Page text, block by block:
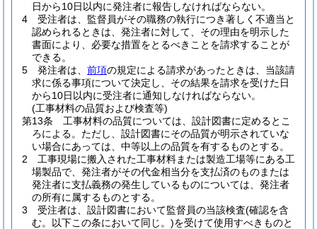
日から10日以内に発注者に報告しなければならない。
4
受注者は、監督員がその職務の執行につき著しく不適当と
認められるときは、発注者に対して、その理由を明示した
書面により、必要な措置をとるべきことを請求することが
できる。
5
発注者は、 前項の規定による請求があったときは、当該請
求に係る事項について決定し、その結果を請求を受けた日
から10日以内に受注者に通知しなければならない。
(工事材料の品質および検査等)
第13条
工事材料の品質については、設計図書に定めるとこ
ろによる。 ただし、設計図書にその品質が明示されていな
い場合にあっては、中等以上の品質を有するものとする。
2
工事現場に搬入された工事材料または製造工場等にある工
場製品で、発注者がその代金相当分を支払済のものまたは
発注者に支払義務の発生しているものについては、発注者
の所有に属するものとする。
3
受注者は、設計図書において監督員の当該検査(確認を含
む。以下この条において同じ。)を受けて使用すべきものと